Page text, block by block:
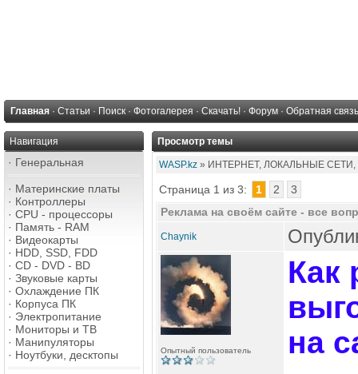
Главная · Статьи · Поиск · Фотогалерея · Скачать! · Форум · Обратная связь
Навигация
· Генеральная
· Материнские платы
· Контроллеры
· CPU - процессоры
· Память - RAM
· Видеокарты
· HDD, SSD, FDD
· CD - DVD - BD
· Звуковые карты
· Охлаждение ПК
· Корпуса ПК
· Электропитание
· Мониторы и ТВ
· Манипуляторы
· Ноутбуки, десктопы
Просмотр темы
WASP.kz » ИНТЕРНЕТ, ЛОКАЛЬНЫЕ
Страница 1 из 3: 1 2
3
Реклама на своём сайте - все
Chaynik
Опытный пользователь
Как
на